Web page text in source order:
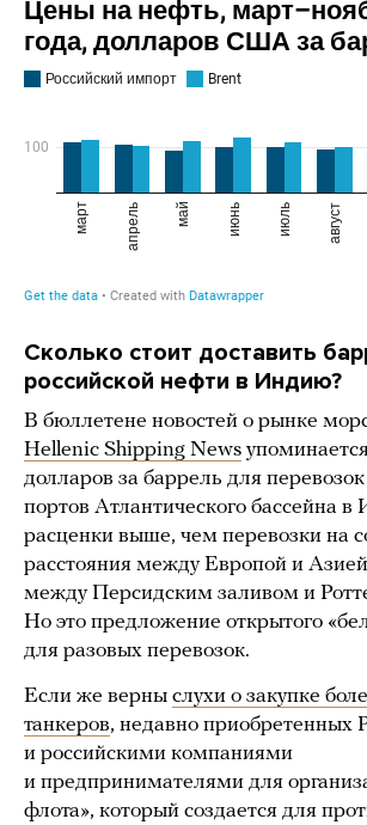
Сколько стоит доставить
российской нефти в Индию?
В бюллетене новостей о рынке
Hellenic Shipping News
долларов за баррель для
портов Атлантического бассейна
расценки выше, чем перевозки на
расстояния между Европой и
между Персидским заливом и
Но это предложение открытого
для разовых перевозок.
Если же верны слухи о закупке
танкеров, недавно приобретенных
и российскими компаниями
и предпринимателями для
флота», который создается для